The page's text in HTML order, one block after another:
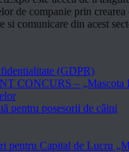
de companie prin crearea
si comunicare din acest
(GDPR)
CONCURS – „Mascota
pentru posesorii de câini
pentru Capital de Lucru